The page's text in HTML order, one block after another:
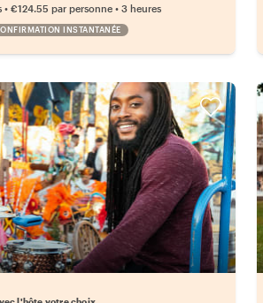
•€124.55 par personne •3 heures
INSTANTANÉE
votre local favori